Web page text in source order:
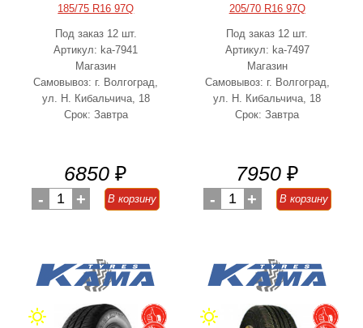
185/75 R16 97Q
Под заказ 12 шт.
Артикул: ka-7941
Магазин
Самовывоз: г. Волгоград,
ул. Н. Кибальчича, 18
Срок: Завтра
6850 ₽
- 1 + В корзину
205/70 R16 97Q
Под заказ 12 шт.
Артикул: ka-7497
Магазин
Самовывоз: г. Волгоград,
ул. Н. Кибальчича, 18
Срок: Завтра
7950 ₽
- 1 + В корзину